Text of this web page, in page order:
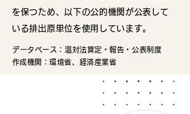
を保つため、以下の公的機関が公表して
いる排出原単位を使用しています。
データベース：温対法算定・報告・公表制度
​作成機関：環境省、経済産業省